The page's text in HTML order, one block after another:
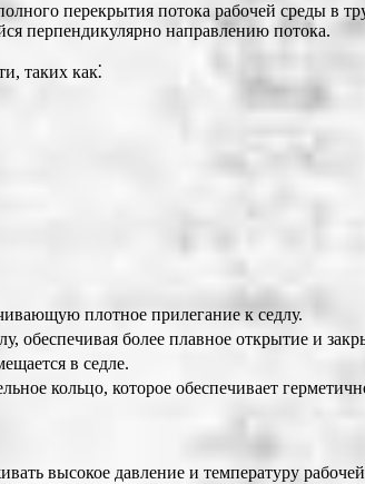
перекрытия потока рабочей среды в
перпендикулярно направлению потока.
таких как⁚
плотное прилегание к седлу.
обеспечивая более плавное открытие и
в седле.
кольцо, которое обеспечивает
высокое давление и температуру